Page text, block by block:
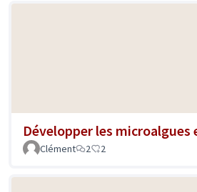
Développer les microalgues
Clément
2 2